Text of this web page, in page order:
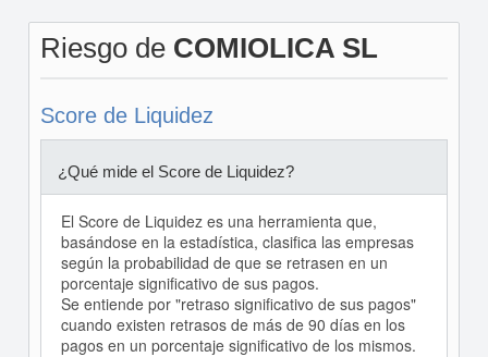
Riesgo de COMIOLICA SL
Score de Liquidez
¿Qué mide el Score de Liquidez?
El Score de Liquidez es una herramienta que,
basándose en la estadística, clasifica las empresas
según la probabilidad de que se retrasen en un
porcentaje significativo de sus pagos.
Se entiende por "retraso significativo de sus pagos"
cuando existen retrasos de más de 90 días en los
pagos en un porcentaje significativo de los mismos.